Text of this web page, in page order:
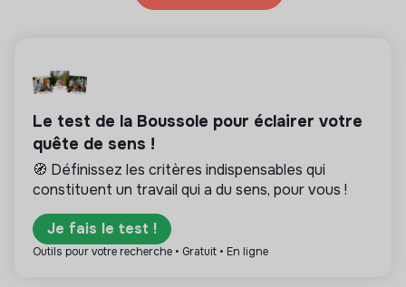
Le test de la Boussole pour éclairer votre
quête de sens !
🧭 Définissez les critères indispensables qui
constituent un travail qui a du sens, pour vous !
Je fais le test !
Outils pour votre recherche • Gratuit • En ligne